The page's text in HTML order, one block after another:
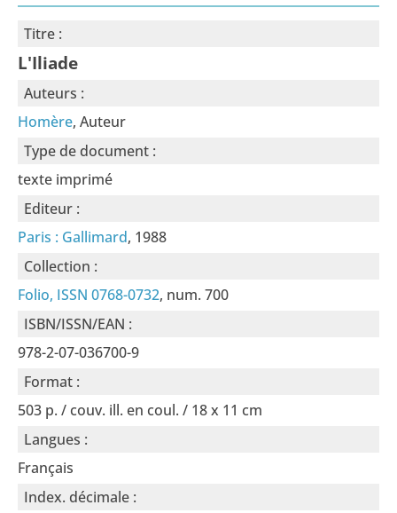
Titre :
L'Iliade
Auteurs :
Homère, Auteur
Type de document :
texte imprimé
Editeur :
Paris : Gallimard, 1988
Collection :
Folio, ISSN 0768-0732, num. 700
ISBN/ISSN/EAN :
978-2-07-036700-9
Format :
503 p. / couv. ill. en coul. / 18 x 11 cm
Langues :
Français
Index. décimale :